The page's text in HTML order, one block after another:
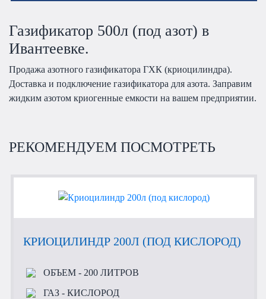
Газификатор 500л (под азот) в
Ивантеевке.
Продажа азотного газификатора ГХК (криоцилиндра).
Доставка и подключение газификатора для азота. Заправим
жидким азотом криогенные емкости на вашем предприятии.
РЕКОМЕНДУЕМ ПОСМОТРЕТЬ
КРИОЦИЛИНДР 200Л (ПОД КИСЛОРОД)
ОБЪЕМ- 200 ЛИТРОВ
ГАЗ- КИСЛОРОД